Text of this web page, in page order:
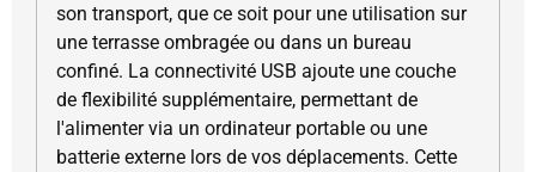
son transport, que ce soit pour une utilisation sur
une terrasse ombragée ou dans un bureau
confiné. La connectivité USB ajoute une couche
de flexibilité supplémentaire, permettant de
l'alimenter via un ordinateur portable ou une
batterie externe lors de vos déplacements. Cette